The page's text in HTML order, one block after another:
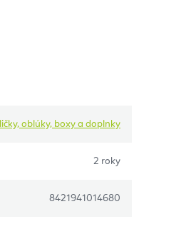
oblúky, boxy a doplnky
2 roky
8421941014680